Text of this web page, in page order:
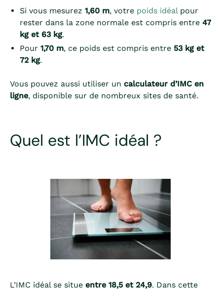
Si vous mesurez 1,60 m, votre poids idéalpour
rester dans la zone normale est compris entre 47
kg et 63 kg.
Pour 1,70 m, ce poids est compris entre 53 kg et
72 kg.
Vous pouvez aussi utiliser un calculateur d’IMC en
ligne, disponible sur de nombreux sites de santé.
Quel est l’IMC idéal ?
L’IMC idéal se situe entre 18,5 et 24,9. Dans cette